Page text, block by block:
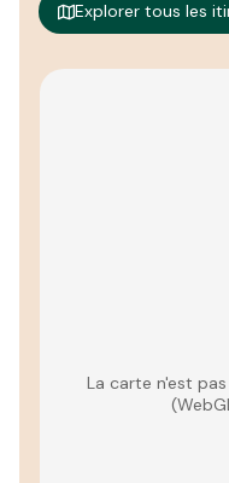
Explorer tous les
La carte n'est